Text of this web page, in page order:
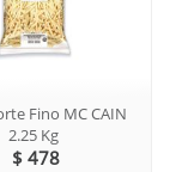
Fino MC CAIN
2.25 Kg
$ 478